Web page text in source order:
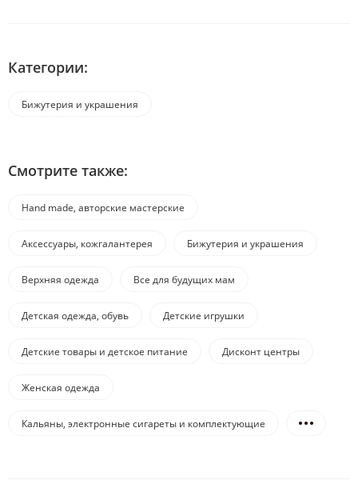
Категории:
Бижутерия и украшения
Смотрите также:
Hand made, авторские мастерские
Аксессуары, кожгалантерея Бижутерия и украшения
Верхняя одежда Все для будущих мам
Детская одежда, обувь Детские игрушки
Детские товары и детское питание Дисконт центры
Женская одежда
Кальяны, электронные сигареты и комплектующие